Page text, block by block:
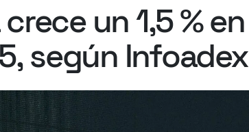
crece un 1,5%en
según Infoadex